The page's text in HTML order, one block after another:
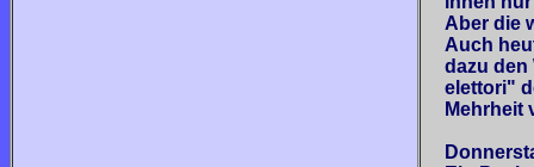
Aber die
Auch
dazu den
elettori"
Mehrheit